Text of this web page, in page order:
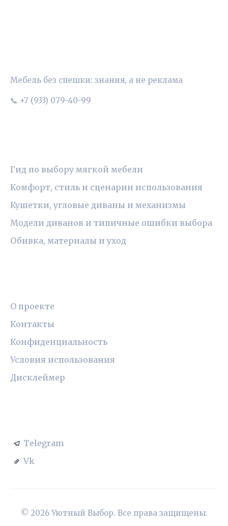
Мебель без спешки: знания, а не реклама
📞 +7 (933) 079-40-99
Гид по выбору мягкой мебели
Комфорт, стиль и сценарии использования
Кушетки, угловые диваны и механизмы
Модели диванов и типичные ошибки выбора
Обивка, материалы и уход
О проекте
Контакты
Конфиденциальность
Условия использования
Дисклеймер
Telegram
Vk
© 2026 Уютный Выбор. Все права защищены.